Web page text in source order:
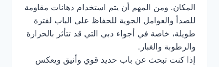
المكان. ومن المهم أن يتم استخدام دهانات مقاومة
للصدأ والعوامل الجوية للحفاظ على الباب لفترة
طويلة، خاصة في أجواء دبي التي قد تتأثر بالحرارة
والرطوبة والغبار.
إذا كنت تبحث عن باب حديد قوي وأنيق ويعكس